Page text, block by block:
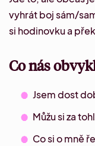
vyhrát boj sám/
si hodinovku a
Co nás
Jsem dost
Můžu si za
Co si o mně